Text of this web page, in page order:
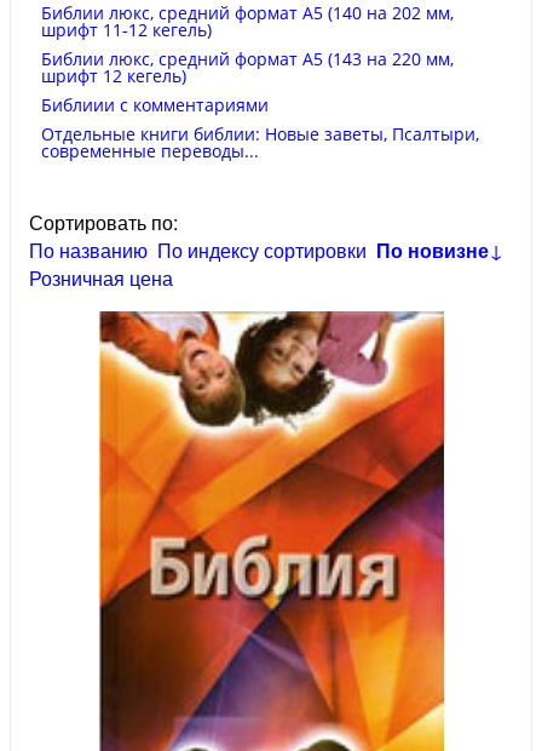
Библии люкс, средний формат А5 (140 на 202 мм,
шрифт 11-12 кегель)
Библии люкс, средний формат А5 (143 на 220 мм,
шрифт 12 кегель)
Библиии с комментариями
Отдельные книги библии: Новые заветы, Псалтыри,
современные переводы...
Сортировать по:
По названию По индексу сортировки По новизне↓
Розничная цена